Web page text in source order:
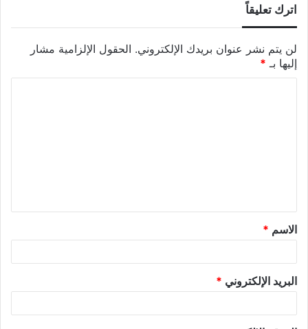
اترك تعليقاً
لن يتم نشر عنوان بريدك الإلكتروني. الحقول الإلزامية مشار
إليها بـ *
الاسم *
البريد الإلكتروني *